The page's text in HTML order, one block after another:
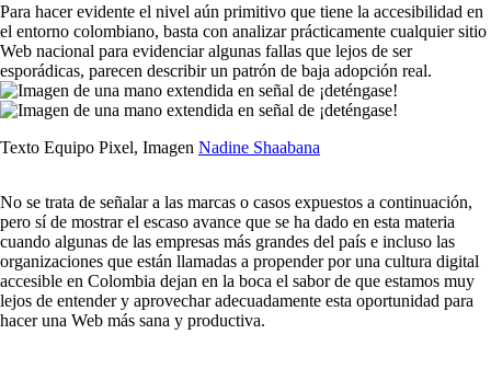
Para hacer evidente el nivel aún primitivo que tiene la accesibilidad en
el entorno colombiano, basta con analizar prácticamente cualquier sitio
Web nacional para evidenciar algunas fallas que lejos de ser
esporádicas, parecen describir un patrón de baja adopción real.
Texto Equipo Pixel, Imagen Nadine Shaabana
No se trata de señalar a las marcas o casos expuestos a continuación,
pero sí de mostrar el escaso avance que se ha dado en esta materia
cuando algunas de las empresas más grandes del país e incluso las
organizaciones que están llamadas a propender por una cultura digital
accesible en Colombia dejan en la boca el sabor de que estamos muy
lejos de entender y aprovechar adecuadamente esta oportunidad para
hacer una Web más sana y productiva.